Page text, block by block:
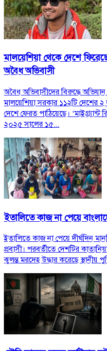
মালয়েশিয়া থেকে দেশে
অবৈধ অভিবাসী
অবৈধ অভিবাসীদের বিরুদ্ধে
মালয়েশিয়া সরকার ১১২টি দেশের
দেশে ফেরত পাঠিয়েছে। ‘মাইগ্র্যান্ট
২০২৫ সালের ১৫...
ইতালিতে কাজ না পেয়ে
ইতালিতে কাজ না পেয়ে দীর্ঘদিন
প্রবাসী। পরবর্তীতে দেশটির
ঝুলন্ত মরদেহ উদ্ধার করেছে স্থানীয়